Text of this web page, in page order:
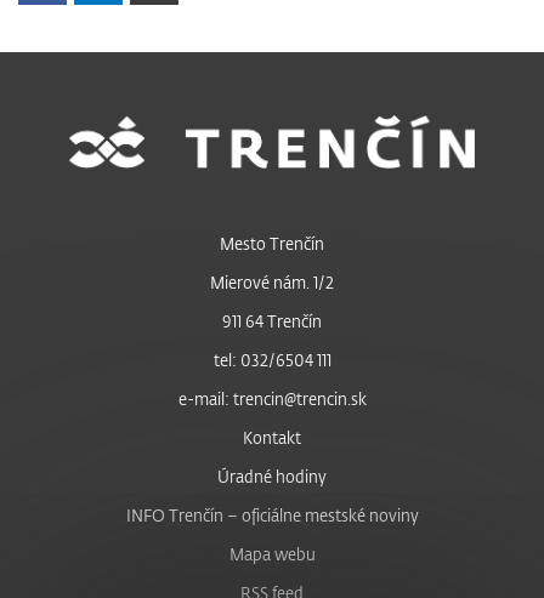
Mesto Trenčín
Mierové nám. 1/2
911 64 Trenčín
tel: 032/6504 111
e-mail: trencin@trencin.sk
Kontakt
Úradné hodiny
INFO Trenčín – oficiálne mestské noviny
Mapa webu
RSS feed